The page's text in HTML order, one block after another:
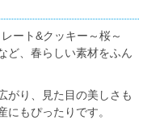
ート&クッキー～桜～
ど、春らしい素材をふん
がり、見た目の美しさも
もぴったりです。